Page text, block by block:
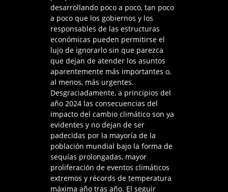
desarrollando poco a poco, tan poco
a poco que los gobiernos y los
responsables de las estructuras
económicas pueden permitirse el
lujo de ignorarlo sin que parezca
que dejan de atender los asuntos
aparentemente más importantes o,
al menos, más urgentes.
Desgraciadamente, a principios del
año 2024 las consecuencias del
impacto del cambio climático son ya
evidentes y no dejan de ser
padecidas por la mayoría de la
población mundial bajo la forma de
sequías prolongadas, mayor
proliferación de eventos climáticos
extremos y récords de temperatura
máxima año tras año. El seguir